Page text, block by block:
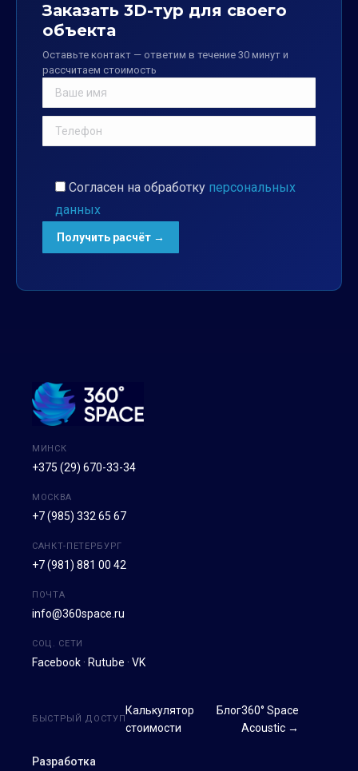
Заказать 3D-тур для своего
объекта
Оставьте контакт — ответим в течение 30 минут и
рассчитаем стоимость
Согласен на обработку персональных
данных
МИНСК
+375 (29) 670-33-34
МОСКВА
+7 (985) 332 65 67
САНКТ-ПЕТЕРБУРГ
+7 (981) 881 00 42
ПОЧТА
info@360space.ru
СОЦ. СЕТИ
Facebook · Rutube · VK
Разработка
БЫСТРЫЙ ДОСТУП
Калькулятор
стоимости
Блог360° Space
Acoustic →